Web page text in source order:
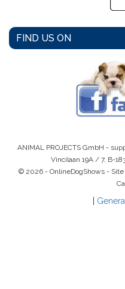
FIND US ON
ANIMAL PROJECTS GmbH -
Vincilaan 19A / 7, B-
© 2026 - OnlineDogShows -